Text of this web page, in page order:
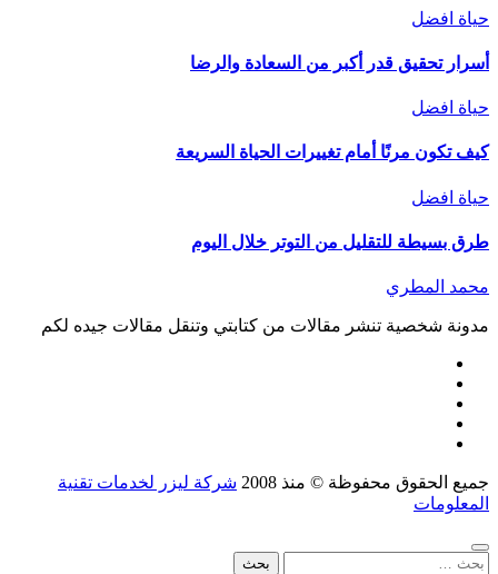
حياة افضل
أسرار تحقيق قدر أكبر من السعادة والرضا
حياة افضل
كيف تكون مرنًا أمام تغييرات الحياة السريعة
حياة افضل
طرق بسيطة للتقليل من التوتر خلال اليوم
محمد المطري
مدونة شخصية تنشر مقالات من كتابتي وتنقل مقالات جيده لكم
جميع الحقوق محفوظة © منذ 2008
شركة ليزر لخدمات تقنية
المعلومات
البحث